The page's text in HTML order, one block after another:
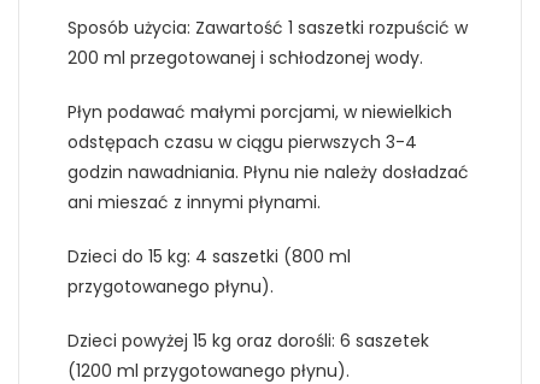
Sposób użycia: Zawartość 1 saszetki rozpuścić w
200 ml przegotowanej i schłodzonej wody.
Płyn podawać małymi porcjami, w niewielkich
odstępach czasu w ciągu pierwszych 3-4
godzin nawadniania. Płynu nie należy dosładzać
ani mieszać z innymi płynami.
Dzieci do 15 kg: 4 saszetki (800 ml
przygotowanego płynu).
Dzieci powyżej 15 kg oraz dorośli: 6 saszetek
(1200 ml przygotowanego płynu).